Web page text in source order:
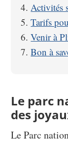
Activités
Tarifs
Venir à
Bon à
Le parc
des
Le Parc